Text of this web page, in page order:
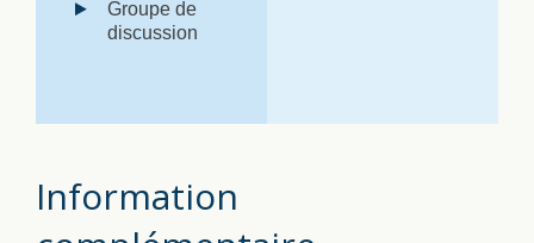
Groupe de
discussion
Information